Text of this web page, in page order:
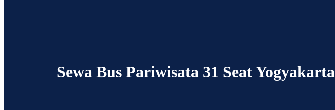
Sewa Bus Pariwisata 31 Seat Yogyakarta